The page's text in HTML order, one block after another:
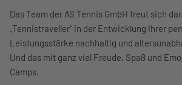
Das Team der AS Tennis GmbH freut sich
„Tennistraveller“ in der Entwicklung Ihrer
Leistungsstärke nachhaltig und
Und das mit ganz viel Freude, Spaß und
Camps.